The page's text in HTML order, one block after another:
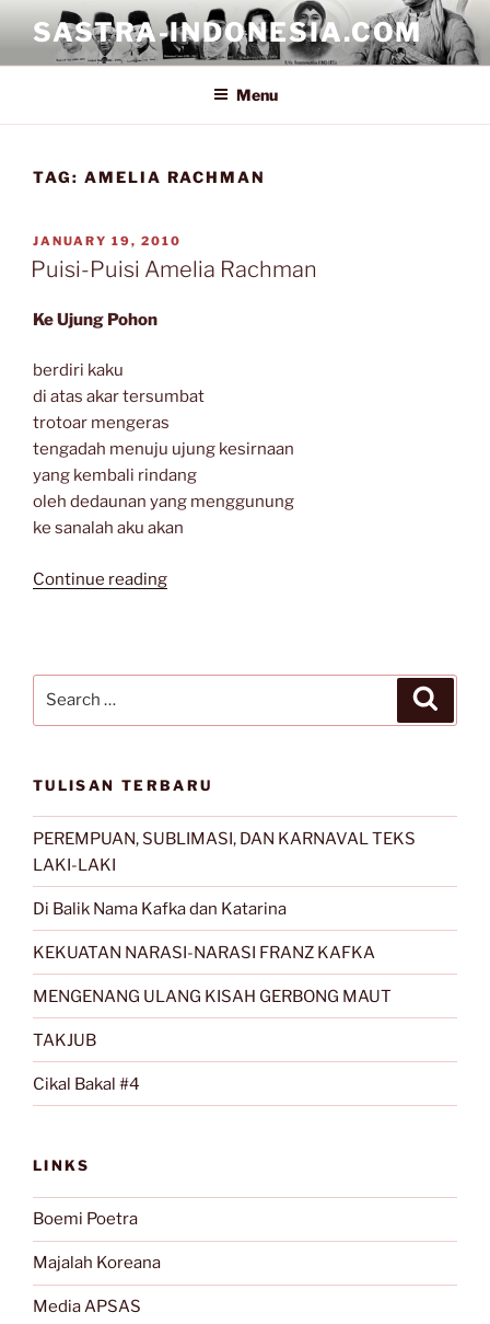
content
SASTRA-INDONESIA.COM
Menu
TAG: AMELIA RACHMAN
POSTED
ON
JANUARY 19, 2010
Puisi-Puisi Amelia Rachman
Ke Ujung Pohon
berdiri kaku
di atas akar tersumbat
trotoar mengeras
tengadah menuju ujung kesirnaan
yang kembali rindang
oleh dedaunan yang menggunung
ke sanalah aku akan
Continue reading“Puisi-
TULISAN TERBARU
PEREMPUAN, SUBLIMASI, DAN KARNAVAL TEKS
LAKI-LAKI
Di Balik Nama Kafka dan Katarina
KEKUATAN NARASI-NARASI FRANZ KAFKA
MENGENANG ULANG KISAH GERBONG MAUT
TAKJUB
Cikal Bakal #4
LINKS
Boemi Poetra
Majalah Koreana
Media APSAS